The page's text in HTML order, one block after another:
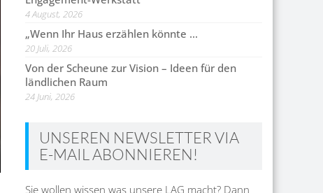
4 August, 2026
„Wenn Ihr Haus erzählen könnte …
20 Juli, 2026
Von der Scheune zur Vision – Ideen für den
ländlichen Raum
24 Juni, 2026
UNSEREN NEWSLETTER VIA
E-MAIL ABONNIEREN!
Sie wollen wissen was unsere LAG macht? Dann